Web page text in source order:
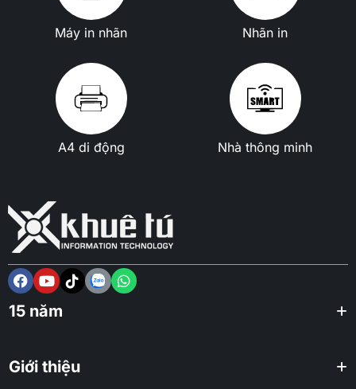
Máy in nhãn Nhãn in
A4 di động Nhà thông minh
15 năm
Giới thiệu